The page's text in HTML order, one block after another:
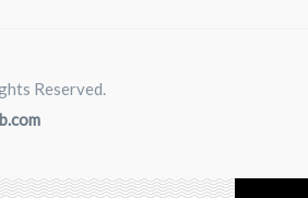
Reserved.